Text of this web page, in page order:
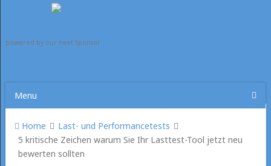
powered by our next Sponsor
Menu
Home
Last- und Performancetests
5 kritische Zeichen warum Sie Ihr Lasttest-Tool jetzt neu
bewerten sollten